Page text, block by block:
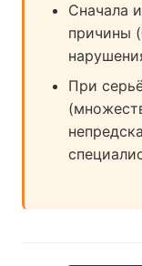
Сначала
причины
При